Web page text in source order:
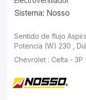
Sistema: Nosso
Sentido de flujo Aspirante , Sentido de
Chevrolet : Celta - 3P